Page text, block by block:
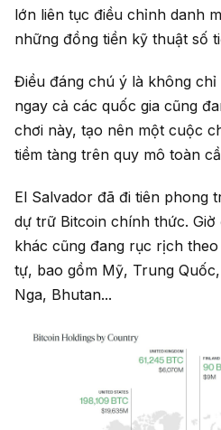
lớn liên tục điều chỉnh danh
những đồng tiền kỹ thuật số
Điều đáng chú ý là không chỉ
ngay cả các quốc gia cũng
chơi này, tạo nên một cuộc
tiềm tàng trên quy mô toàn
El Salvador đã đi tiên phong
dự trữ Bitcoin chính thức. Giờ
khác cũng đang rục rịch
tự, bao gồm Mỹ, Trung
Nga, Bhutan...